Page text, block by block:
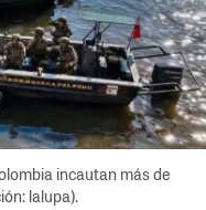
incautan más de
lalupa).